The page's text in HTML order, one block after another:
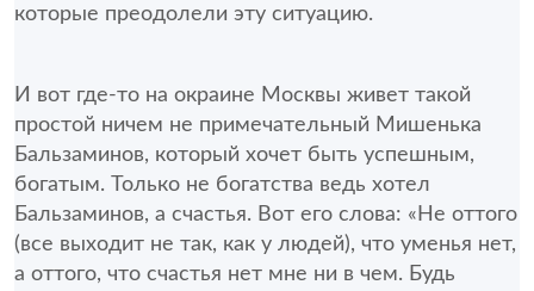
которые преодолели эту ситуацию.
И вот где-то на окраине Москвы живет такой
простой ничем не примечательный Мишенька
Бальзаминов, который хочет быть успешным,
богатым. Только не богатства ведь хотел
Бальзаминов, а счастья. Вот его слова: «Не оттого
(все выходит не так, как у людей), что уменья нет,
а оттого, что счастья нет мне ни в чем. Будь